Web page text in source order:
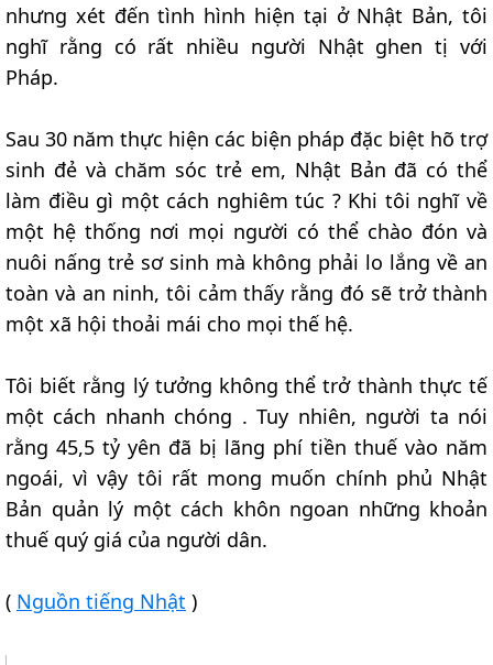
nhưng xét đến tình hình hiện tại ở Nhật Bản, tôi
nghĩ rằng có rất nhiều người Nhật ghen tị với
Pháp.
Sau 30 năm thực hiện các biện pháp đặc biệt hõ trợ
sinh đẻ và chăm sóc trẻ em, Nhật Bản đã có thể
làm điều gì một cách nghiêm túc ? Khi tôi nghĩ về
một hệ thống nơi mọi người có thể chào đón và
nuôi nấng trẻ sơ sinh mà không phải lo lắng về an
toàn và an ninh, tôi cảm thấy rằng đó sẽ trở thành
một xã hội thoải mái cho mọi thế hệ.
Tôi biết rằng lý tưởng không thể trở thành thực tế
một cách nhanh chóng . Tuy nhiên, người ta nói
rằng 45,5 tỷ yên đã bị lãng phí tiền thuế vào năm
ngoái, vì vậy tôi rất mong muốn chính phủ Nhật
Bản quản lý một cách khôn ngoan những khoản
thuế quý giá của người dân.
( Nguồn tiếng Nhật )